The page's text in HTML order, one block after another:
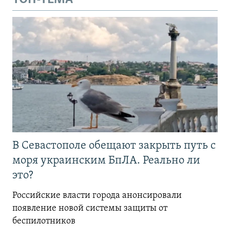
В Севастополе обещают закрыть путь с
моря украинским БпЛА. Реально ли
это?
Российские власти города анонсировали
появление новой системы защиты от
беспилотников